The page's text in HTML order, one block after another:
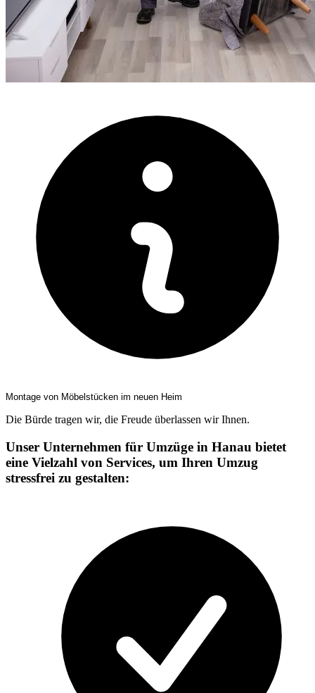
Montage von Möbelstücken im neuen Heim
Die Bürde tragen wir, die Freude überlassen wir Ihnen.
Unser Unternehmen für Umzüge in Hanau bietet
eine Vielzahl von Services, um Ihren Umzug
stressfrei zu gestalten: